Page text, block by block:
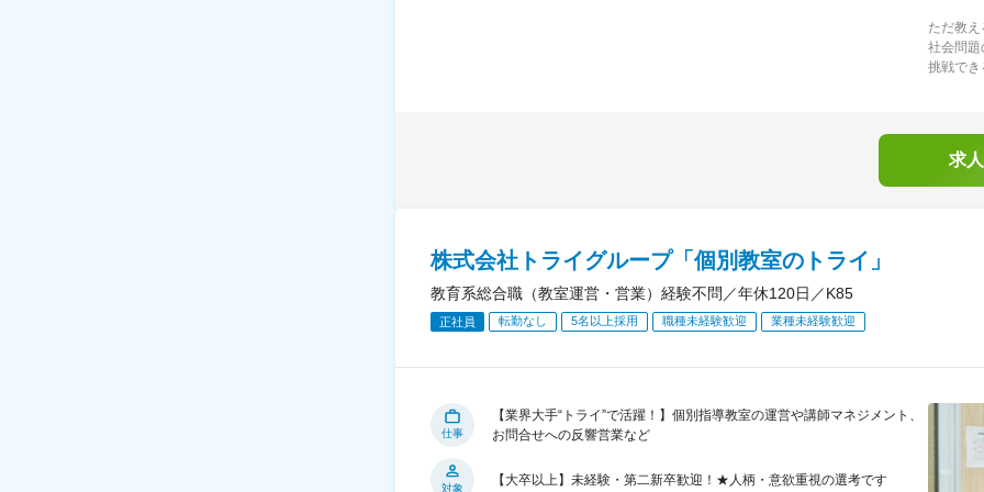
ただ教
社会問題
挑戦でき
求
株式会社トライグループ「個別教室のトライ」
教育系総合職（教室運営・営業）経験不問／年休120日／K85
正社員 転勤なし 5名以上採用 職種未経験歓迎 業種未経験歓迎
仕事
【業界大手“トライ”で活躍！】個別指導教室の運営や講師マネジメント、
お問合せへの反響営業など
対象
【大卒以上】未経験・第二新卒歓迎！★人柄・意欲重視の選考です